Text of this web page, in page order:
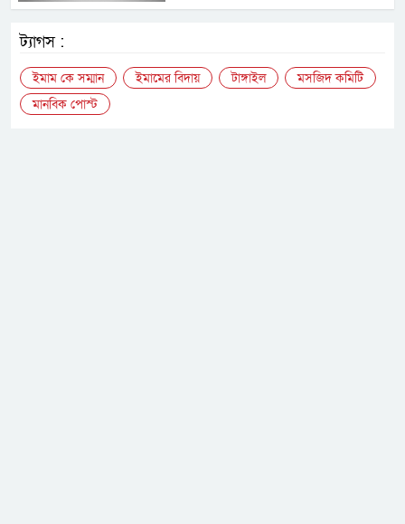
ট্যাগস :
ইমাম কে সম্মান ইমামের বিদায় টাঙ্গাইল
মসজিদ কমিটি
মানবিক পোস্ট